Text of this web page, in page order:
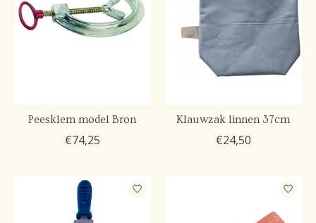
Peesklem model Bron
€74,25
Klauwzak linnen 37cm
€24,50